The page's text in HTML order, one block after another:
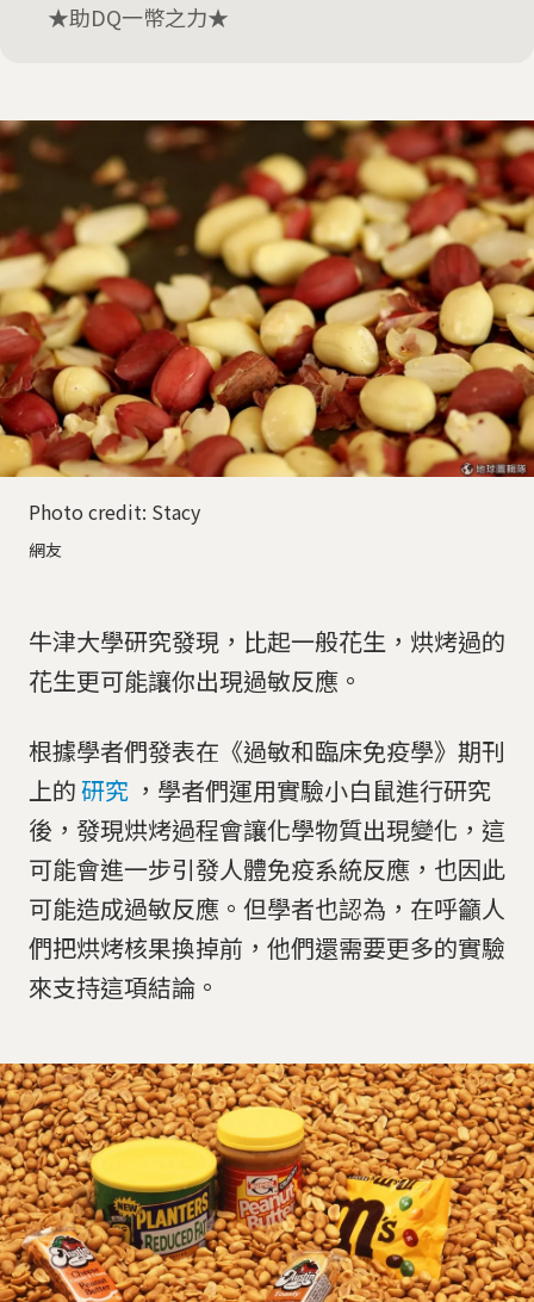
★助DQ一幣之力★
Photo credit: Stacy
網友
牛津大學研究發現，比起一般花生，烘烤過的
花生更可能讓你出現過敏反應。
根據學者們發表在《過敏和臨床免疫學》期刊
上的研究 ，學者們運用實驗小白鼠進行研究
後，發現烘烤過程會讓化學物質出現變化，這
可能會進一步引發人體免疫系統反應，也因此
可能造成過敏反應。但學者也認為，在呼籲人
們把烘烤核果換掉前，他們還需要更多的實驗
來支持這項結論。